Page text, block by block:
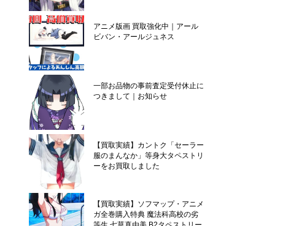
アニメ版画 買取強化中｜アール
ビバン・アールジュネス
一部お品物の事前査定受付休止に
つきまして｜お知らせ
【買取実績】カントク「セーラー
服のまんなか」等身大タペストリ
ーをお買取しました
【買取実績】ソフマップ・アニメ
ガ全巻購入特典 魔法科高校の劣